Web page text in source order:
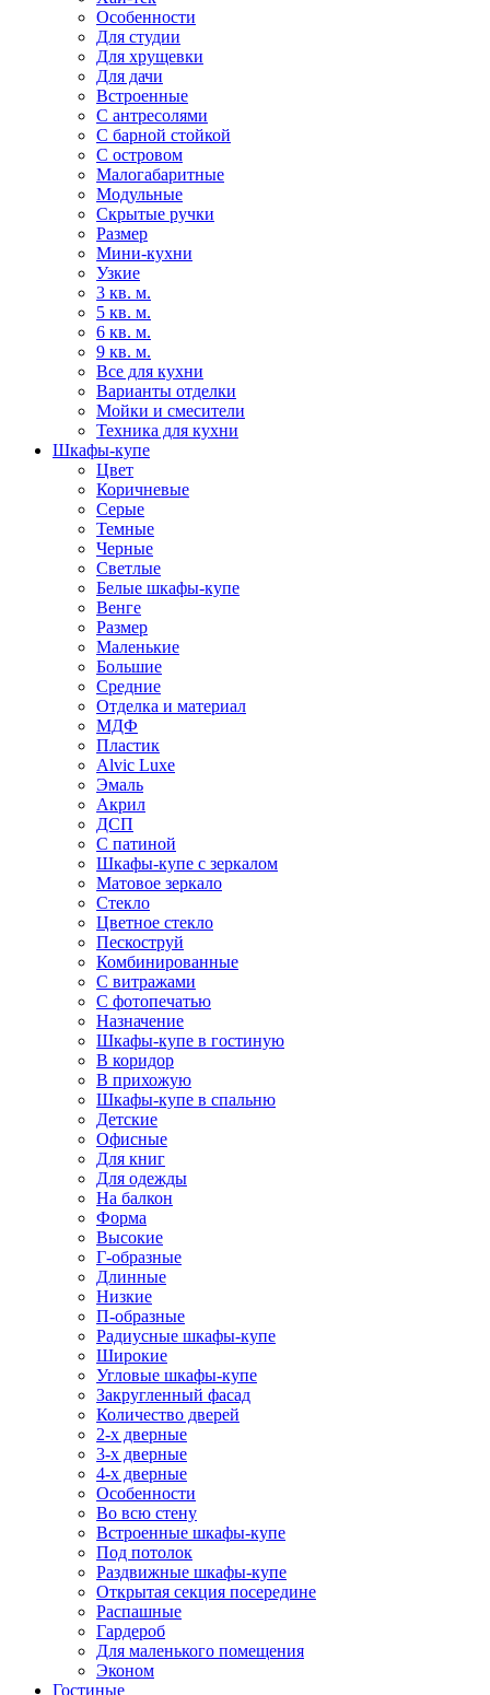
Особенности
Для студии
Для хрущевки
Для дачи
Встроенные
С антресолями
С барной стойкой
С островом
Малогабаритные
Модульные
Скрытые ручки
Размер
Мини-кухни
Узкие
3 кв. м.
5 кв. м.
6 кв. м.
9 кв. м.
Все для кухни
Варианты отделки
Мойки и смесители
Техника для кухни
Шкафы-купе
Цвет
Коричневые
Серые
Темные
Черные
Светлые
Белые шкафы-купе
Венге
Размер
Маленькие
Большие
Средние
Отделка и материал
МДФ
Пластик
Alvic Luxe
Эмаль
Акрил
ДСП
С патиной
Шкафы-купе с зеркалом
Матовое зеркало
Стекло
Цветное стекло
Пескоструй
Комбинированные
С витражами
С фотопечатью
Назначение
Шкафы-купе в гостиную
В коридор
В прихожую
Шкафы-купе в спальню
Детские
Офисные
Для книг
Для одежды
На балкон
Форма
Высокие
Г-образные
Длинные
Низкие
П-образные
Радиусные шкафы-купе
Широкие
Угловые шкафы-купе
Закругленный фасад
Количество дверей
2-х дверные
3-х дверные
4-х дверные
Особенности
Во всю стену
Встроенные шкафы-купе
Под потолок
Раздвижные шкафы-купе
Открытая секция посередине
Распашные
Гардероб
Для маленького помещения
Эконом
Гостиные